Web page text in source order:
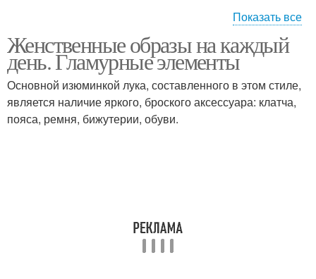
Образа с пальто Образа с брюками
Образа с платьем Образа с кроссовками
Показать все
Женственные образы на каждый
день. Гламурные элементы
Основной изюминкой лука, составленного в этом стиле,
является наличие яркого, броского аксессуара: клатча,
пояса, ремня, бижутерии, обуви.